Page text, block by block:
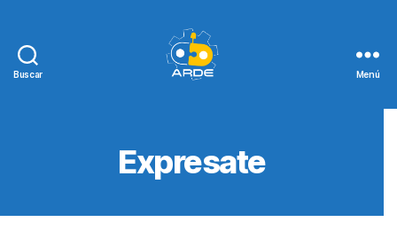
Buscar Menú
Expresate